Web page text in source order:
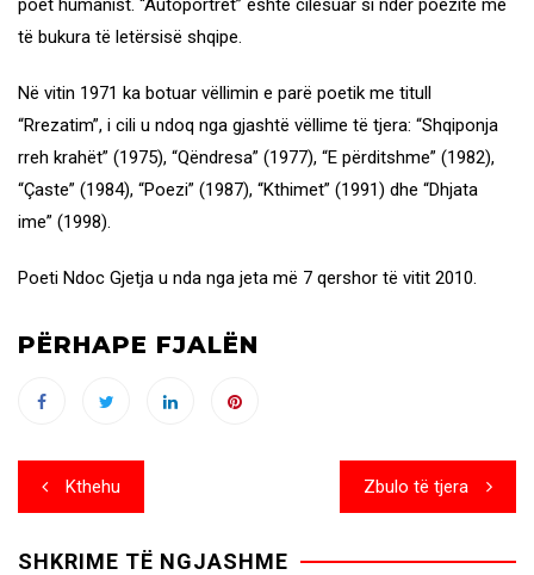
poet humanist. “Autoportret” është cilësuar si ndër poezitë më
të bukura të letërsisë shqipe.
Në vitin 1971 ka botuar vëllimin e parë poetik me titull
“Rrezatim”, i cili u ndoq nga gjashtë vëllime të tjera: “Shqiponja
rreh krahët” (1975), “Qëndresa” (1977), “E përditshme” (1982),
“Çaste” (1984), “Poezi” (1987), “Kthimet” (1991) dhe “Dhjata
ime” (1998).
Poeti Ndoc Gjetja u nda nga jeta më 7 qershor të vitit 2010.
PËRHAPE FJALËN
Post
navigation
Kthehu Zbulo të tjera
SHKRIME TË NGJASHME